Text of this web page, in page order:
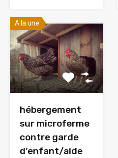
A la une
hébergement
sur microferme
contre garde
d’enfant/aide